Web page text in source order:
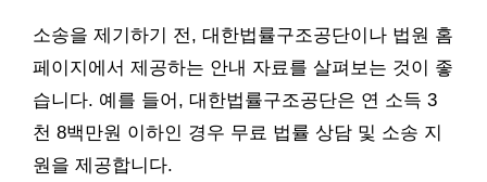
소송을 제기하기 전, 대한법률구조공단이나 법원 홈
페이지에서 제공하는 안내 자료를 살펴보는 것이 좋
습니다. 예를 들어, 대한법률구조공단은 연 소득 3
천 8백만원 이하인 경우 무료 법률 상담 및 소송 지
원을 제공합니다.